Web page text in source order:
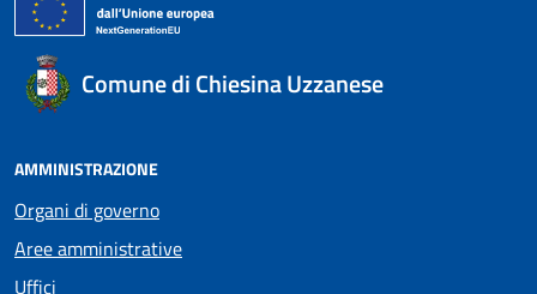
Comune di Chiesina Uzzanese
AMMINISTRAZIONE
Organi di governo
Aree amministrative
Uffici